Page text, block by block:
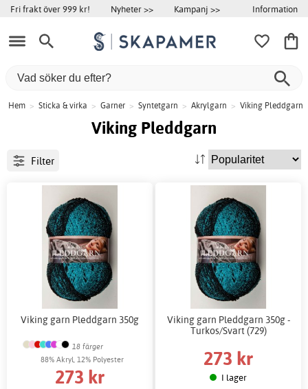
Fri frakt över 999 kr! Nyheter >> Kampanj >> Information
Hem > Sticka & virka > Garner > Syntetgarn > Akrylgarn > Viking Pleddgarn
Viking Pleddgarn
Filter
Viking garn Pleddgarn 350g
18 färger
88% Akryl, 12% Polyester
273 kr
Viking garn Pleddgarn 350g -
Turkos/Svart (729)
273 kr
I lager